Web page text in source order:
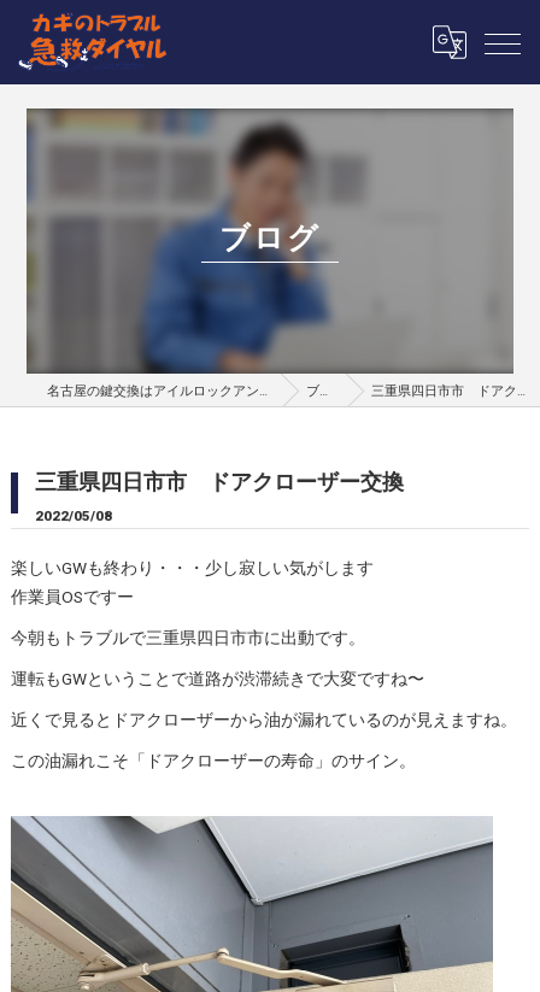
ブログ
名古屋の鍵交換はアイルロックアンドセキュリティー ブログ 三重県四日市市 ドアクローザー交換
三重県四日市市 ドアクローザー交換
2022/05/08
楽しいGWも終わり・・・少し寂しい気がします
作業員OSですー
今朝もトラブルで三重県四日市市に出動です。
運転もGWということで道路が渋滞続きで大変ですね〜
近くで見るとドアクローザーから油が漏れているのが見えますね。
この油漏れこそ「ドアクローザーの寿命」のサイン。